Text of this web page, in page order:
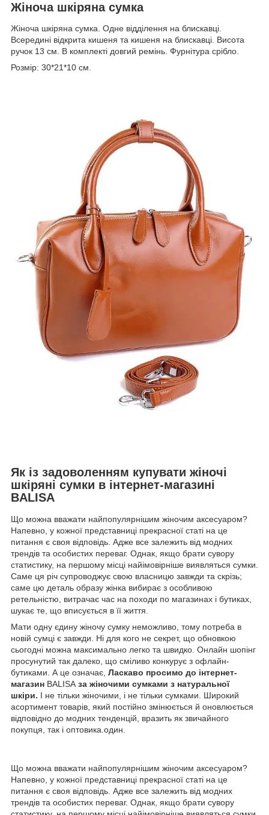
Жіноча шкіряна сумка
Жіноча шкіряна сумка. Одне відділення на блискавці.
Всередині відкрита кишеня та кишеня на блискавці. Висота
ручок 13 см. В комплекті довгий ремінь. Фурнітура срібло.
Розмір: 30*21*10 см.
Як із задоволенням купувати жіночі
шкіряні сумки в інтернет-магазині
BALISA
Що можна вважати найпопулярнішим жіночим аксесуаром?
Напевно, у кожної представниці прекрасної статі на це
питання є своя відповідь. Адже все залежить від модних
трендів та особистих переваг. Однак, якщо брати сувору
статистику, на першому місці найімовірніше виявляться сумки.
Саме ця річ супроводжує свою власницю завжди та скрізь;
саме цю деталь образу жінка вибирає з особливою
ретельністю, витрачає час на походи по магазинах і бутиках,
шукає те, що вписується в її життя.
Мати одну єдину жіночу сумку неможливо, тому потреба в
новій сумці є завжди. Ні для кого не секрет, що обновкою
сьогодні можна максимально легко та швидко. Онлайн шопінг
просунутий так далеко, що сміливо конкурує з офлайн-
бутиками. А це означає, Ласкаво просимо до інтернет-
магазин BALISA за жіночими сумками з натуральної
шкіри. І не тільки жіночими, і не тільки сумками. Широкий
асортимент товарів, який постійно змінюється й оновлюється
відповідно до модних тенденцій, вразить як звичайного
покупця, так і оптовика.один.
Що можна вважати найпопулярнішим жіночим аксесуаром?
Напевно, у кожної представниці прекрасної статі на це
питання є своя відповідь. Адже все залежить від модних
трендів та особистих переваг. Однак, якщо брати сувору